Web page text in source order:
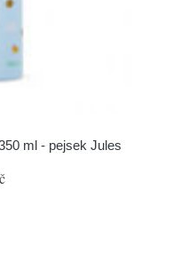
ml - pejsek Jules